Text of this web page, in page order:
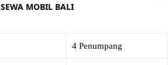
SEWA MOBIL BALI
4 Penumpang